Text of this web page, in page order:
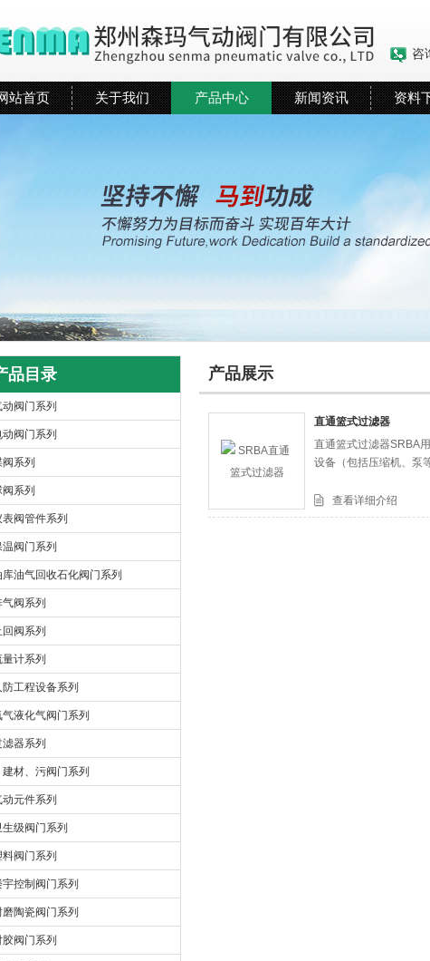
森玛自控阀门有限公司
咨
站首页 关于我们 产品中心 新闻资讯 资料
品目录
动阀门系列
动阀门系列
阀系列
阀系列
表阀管件系列
温阀门系列
库油气回收石化阀门系列
气阀系列
回阀系列
量计系列
防工程设备系列
气液化气阀门系列
滤器系列
建材、污阀门系列
动元件系列
生级阀门系列
料阀门系列
宇控制阀门系列
磨陶瓷阀门系列
胶阀门系列
产品展示
直通篮式过滤器
直通篮式过滤器SRBA
设备（包括压缩机、泵
查看详细介绍